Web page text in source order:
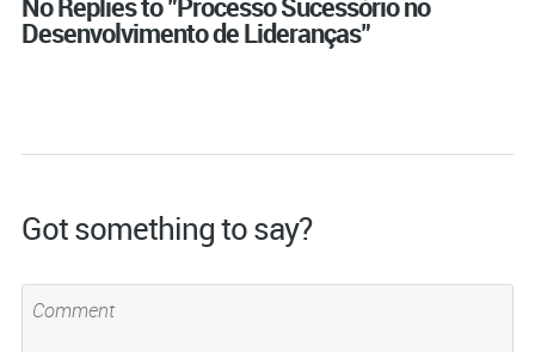
Desenvolvimento de Lideranças"
Got something to say?